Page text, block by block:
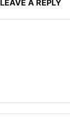
LEAVE A REPLY